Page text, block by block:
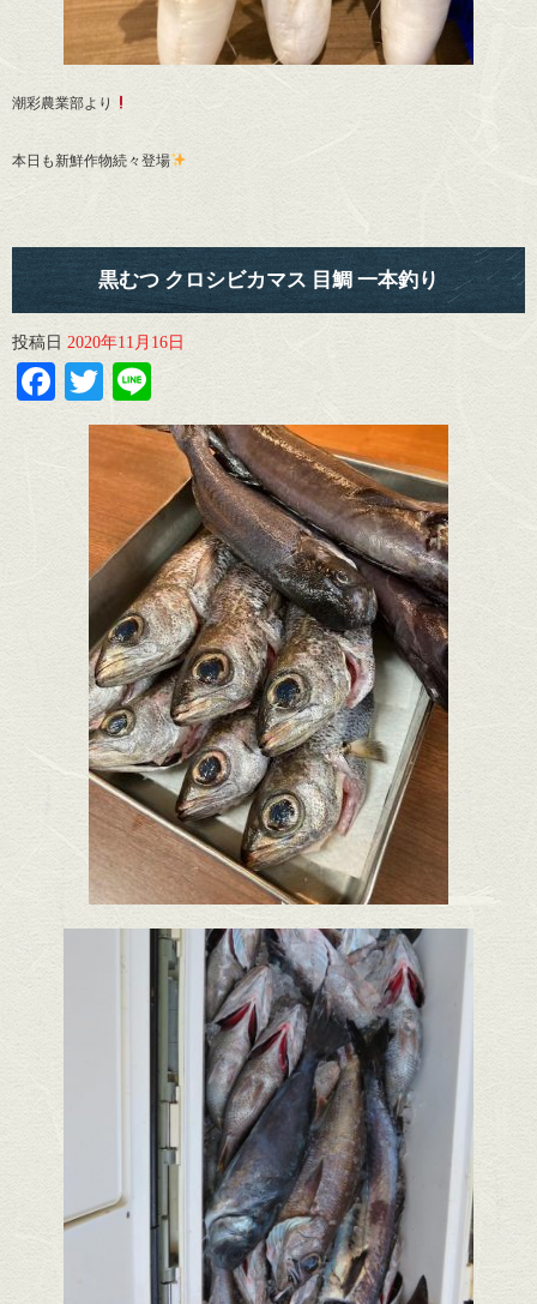
潮彩農業部より
本日も新鮮作物続々登場
黒むつ クロシビカマス 目鯛 一本釣り
投稿日 2020年11月16日
Facebook
Twitter
Line